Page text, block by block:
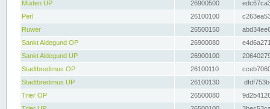
Müden UP
26900500
Perl
26100100
Ruwer
26500150
Sankt Aldegund OP
26900080
Sankt Aldegund UP
26900100
Stadtbredimus OP
26100110
Stadtbredimus UP
26100130
Trier OP
26500080